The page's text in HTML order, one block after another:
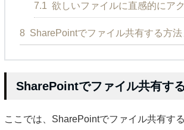
7.1 欲しいファイルに直感的にア
8 SharePointでファイル共有する方法
SharePointでファイル共有す
ここでは、SharePointでファイル共有す